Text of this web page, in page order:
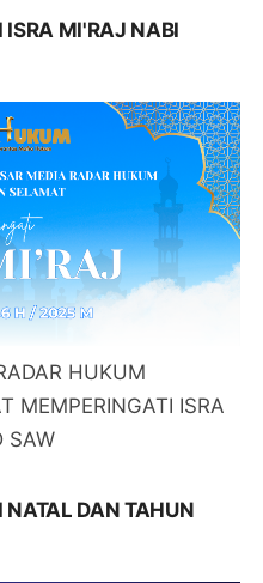
ISRA MI'RAJ NABI
HUKUM
MEMPERINGATI ISRA
SAW
DAN TAHUN